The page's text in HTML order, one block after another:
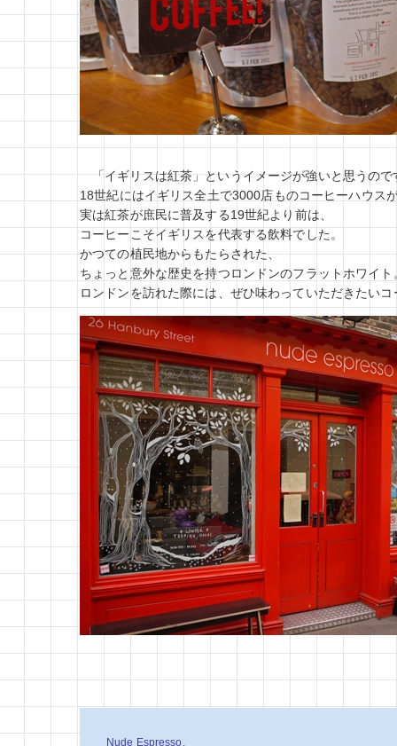
「イギリスは紅茶」というイメージが強いと思うので
18世紀にはイギリス全土で3000店ものコーヒーハウス
実は紅茶が庶民に普及する19世紀より前は、
コーヒーこそイギリスを代表する飲料でした。
かつての植民地からもたらされた、
ちょっと意外な歴史を持つロンドンのフラットホワイト
ロンドンを訪れた際には、ぜひ味わっていただきたい
Nude Espresso,